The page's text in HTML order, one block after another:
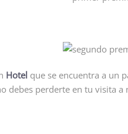
Hotel que se encuentra a un
debes perderte en tu visita a